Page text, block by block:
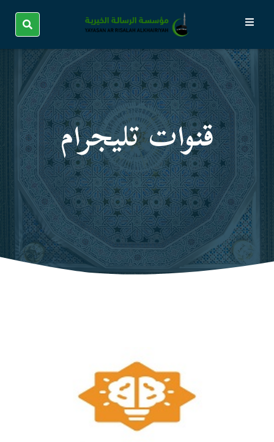
قنوات تليجرام